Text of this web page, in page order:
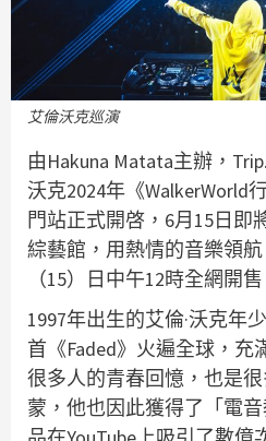
艾倫沃克巡演
由Hakuna Matata主辦，
沃克2024年《WalkerWorld
門站正式開啓，6月15日即
綜藝館，用熱情的音樂領
（15）日中午12時全網開售
1997年出生的艾倫·沃克年
首《Faded》火遍全球，充
很多人的青春回憶，也是
蒙，他也因此獲得了「電